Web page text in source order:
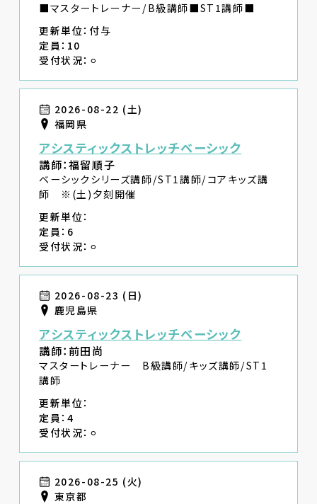
■マスタートレーナー/B級講師■ST1講師■
更新単位：付与
定員：10
受付状況：⚪︎
2026-08-22 (土)
福岡県
アシスティックストレッチベーシック
講師：福留順子
ベーシックシリーズ講師/ST1講師/コアキッズ講
師 ※(土)夕刻開催
更新単位：
定員：6
受付状況：⚪︎
2026-08-23 (日)
鹿児島県
アシスティックストレッチベーシック
講師：前田尚
マスタートレーナー B級講師/キッズ講師/ST1
講師
更新単位：
定員：4
受付状況：⚪︎
2026-08-25 (火)
東京都